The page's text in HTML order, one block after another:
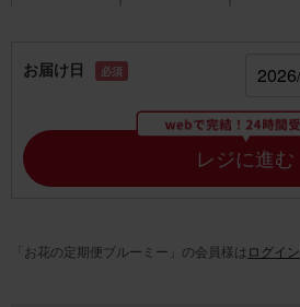
お届け日 必須
レジに進む
「お花の定期便ブルーミー」の会員様は ログイン